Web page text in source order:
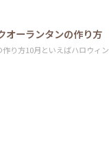
オーランタンの作り方
り方10月といえばハロウィ